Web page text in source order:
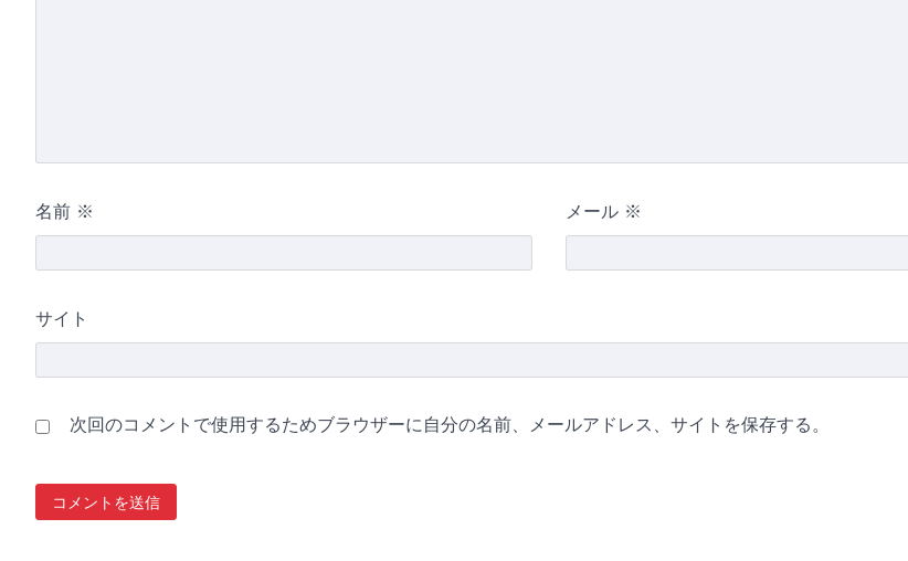
名前 ※ メール ※
サイト
次回のコメントで使用するためブラウザーに自分の名前、メールアドレス、サイトを保存する。